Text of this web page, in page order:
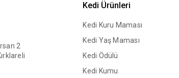
2
Kedi Ürünleri
Kedi Kuru Maması
Kedi Yaş Maması
Kedi Ödülü
Kedi Kumu